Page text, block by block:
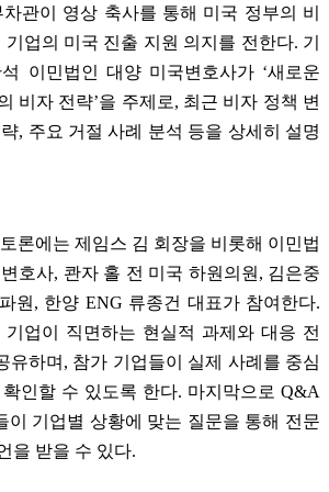
관이 영상 축사를 통해 미국 정부의 비
기업의 미국 진출 지원 의지를 전한다. 기
이민법인 대양 미국변호사가‘새로운
비자 전략’을 주제로, 최근 비자 정책 변
, 주요 거절 사례 분석 등을 상세히 설명
론에는 제임스 김 회장을 비롯해 이민법
호사, 콴자 홀 전 미국 하원의원 , 김은중
원 , 한양 ENG 류종건 대표가 참여한다.
업이 직면하는 현실적 과제와 대응 전
유하며 , 참가 기업들이 실제 사례를 중심
인할 수 있도록 한다. 마지막으로 Q&A
이 기업별 상황에 맞는 질문을 통해 전문
을 받을 수 있다.